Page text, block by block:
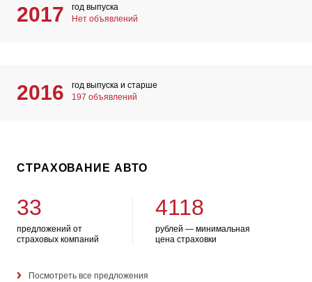
2017
год выпуска
Нет объявлений
2016
год выпуска и старше
197 объявлений
СТРАХОВАНИЕ АВТО
33
предложений от
страховых компаний
4118
рублей — минимальная
цена страховки
Посмотреть все предложения